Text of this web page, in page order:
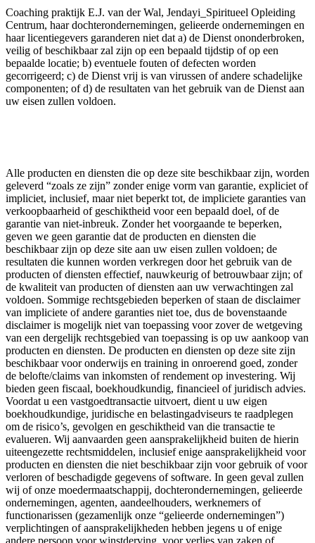
Coaching praktijk E.J. van der Wal, Jendayi_Spiritueel Opleiding
Centrum, haar dochterondernemingen, gelieerde ondernemingen en
haar licentiegevers garanderen niet dat a) de Dienst ononderbroken,
veilig of beschikbaar zal zijn op een bepaald tijdstip of op een
bepaalde locatie; b) eventuele fouten of defecten worden
gecorrigeerd; c) de Dienst vrij is van virussen of andere schadelijke
componenten; of d) de resultaten van het gebruik van de Dienst aan
uw eisen zullen voldoen.
Alle producten en diensten die op deze site beschikbaar zijn, worden
geleverd “zoals ze zijn” zonder enige vorm van garantie, expliciet of
impliciet, inclusief, maar niet beperkt tot, de impliciete garanties van
verkoopbaarheid of geschiktheid voor een bepaald doel, of de
garantie van niet-inbreuk. Zonder het voorgaande te beperken,
geven we geen garantie dat de producten en diensten die
beschikbaar zijn op deze site aan uw eisen zullen voldoen; de
resultaten die kunnen worden verkregen door het gebruik van de
producten of diensten effectief, nauwkeurig of betrouwbaar zijn; of
de kwaliteit van producten of diensten aan uw verwachtingen zal
voldoen. Sommige rechtsgebieden beperken of staan ​​de disclaimer
van impliciete of andere garanties niet toe, dus de bovenstaande
disclaimer is mogelijk niet van toepassing voor zover de wetgeving
van een dergelijk rechtsgebied van toepassing is op uw aankoop van
producten en diensten. De producten en diensten op deze site zijn
beschikbaar voor onderwijs en training in onroerend goed, zonder
de belofte/claims van inkomsten of rendement op investering. Wij
bieden geen fiscaal, boekhoudkundig, financieel of juridisch advies.
Voordat u een vastgoedtransactie uitvoert, dient u uw eigen
boekhoudkundige, juridische en belastingadviseurs te raadplegen
om de risico’s, gevolgen en geschiktheid van die transactie te
evalueren. Wij aanvaarden geen aansprakelijkheid buiten de hierin
uiteengezette rechtsmiddelen, inclusief enige aansprakelijkheid voor
producten en diensten die niet beschikbaar zijn voor gebruik of voor
verloren of beschadigde gegevens of software. In geen geval zullen
wij of onze moedermaatschappij, dochterondernemingen, gelieerde
ondernemingen, agenten, aandeelhouders, werknemers of
functionarissen (gezamenlijk onze “gelieerde ondernemingen”)
verplichtingen of aansprakelijkheden hebben jegens u of enige
andere persoon voor winstderving, voor verlies van zaken of